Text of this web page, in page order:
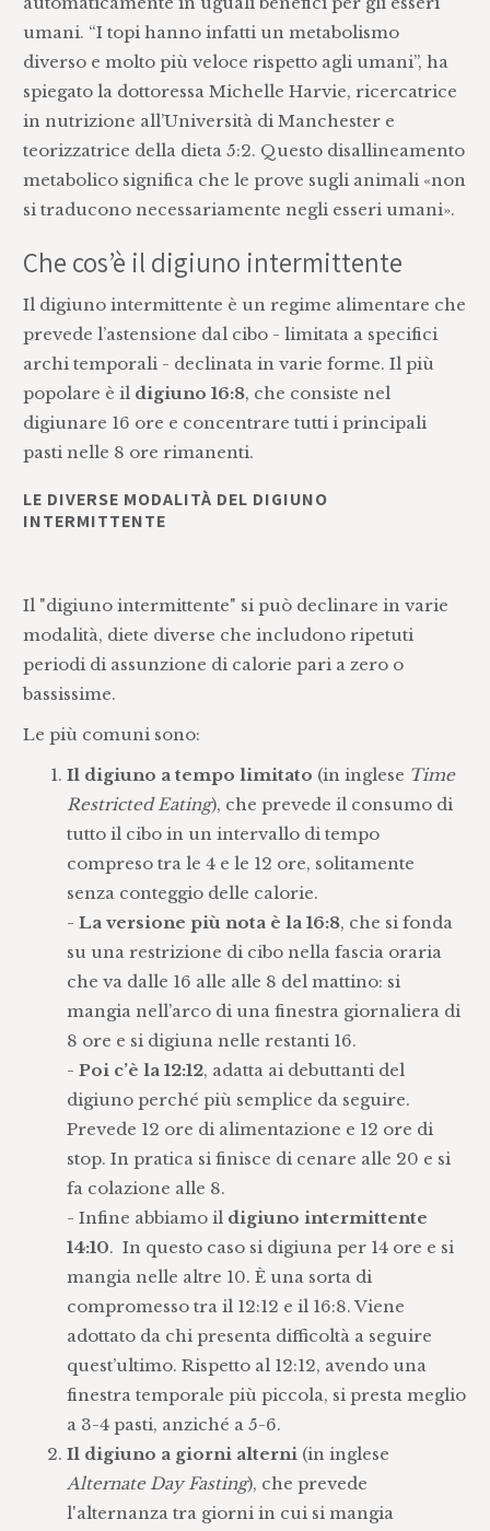
umani. “I topi hanno infatti un metabolismo
diverso e molto più veloce rispetto agli umani”, ha
spiegato la dottoressa Michelle Harvie, ricercatrice
in nutrizione all’Università di Manchester e
teorizzatrice della dieta 5:2. Questo disallineamento
metabolico significa che le prove sugli animali «non
si traducono necessariamente negli esseri umani».
Che cos’è il digiuno intermittente
Il digiuno intermittente è un regime alimentare che
prevede l’astensione dal cibo - limitata a specifici
archi temporali - declinata in varie forme. Il più
popolare è il digiuno 16:8, che consiste nel
digiunare 16 ore e concentrare tutti i principali
pasti nelle 8 ore rimanenti.
LE DIVERSE MODALITÀ DEL DIGIUNO
INTERMITTENTE
Il "digiuno intermittente" si può declinare in varie
modalità, diete diverse che includono ripetuti
periodi di assunzione di calorie pari a zero o
bassissime.
Le più comuni sono:
Il digiuno a tempo limitato (in inglese Time
Restricted Eating), che prevede il consumo di
tutto il cibo in un intervallo di tempo
compreso tra le 4 e le 12 ore, solitamente
senza conteggio delle calorie.
-La versione più nota è la 16:8, che si fonda
su una restrizione di cibo nella fascia oraria
che va dalle 16 alle alle 8 del mattino: si
mangia nell’arco di una finestra giornaliera di
8 ore e si digiuna nelle restanti 16.
-Poi c’è la 12:12, adatta ai debuttanti del
digiuno perché più semplice da seguire.
Prevede 12 ore di alimentazione e 12 ore di
stop. In pratica si finisce di cenare alle 20 e si
fa colazione alle 8.
- Infine abbiamo il digiuno intermittente
14:10. In questo caso si digiuna per 14 ore e si
mangia nelle altre 10. È una sorta di
compromesso tra il 12:12 e il 16:8. Viene
adottato da chi presenta difficoltà a seguire
quest’ultimo. Rispetto al 12:12, avendo una
finestra temporale più piccola, si presta meglio
a 3-4 pasti, anziché a 5-6.
Il digiuno a giorni alterni (in inglese
Alternate Day Fasting), che prevede
l'alternanza tra giorni in cui si mangia